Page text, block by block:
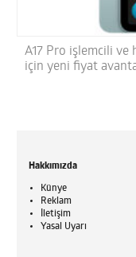
A17 Pro işlemcili ve
için yeni fiyat
Hakkımızda
Künye
Reklam
İletişim
Yasal Uyarı